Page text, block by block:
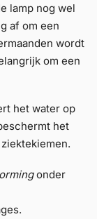
lamp nog wel
af om een
wordt
om een
het water op
het
onder